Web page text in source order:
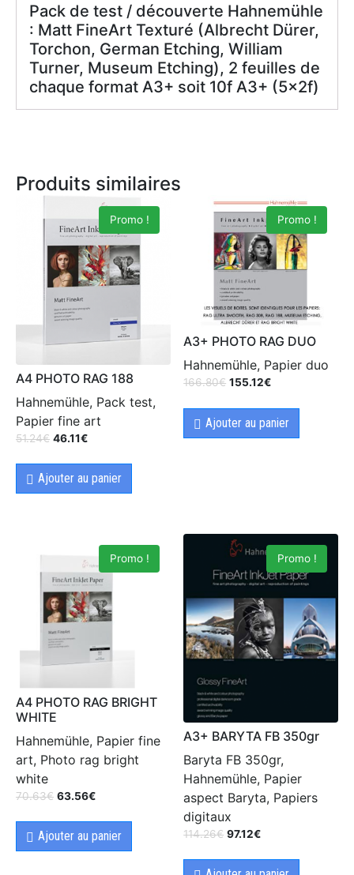
Pack de test / découverte Hahnemühle
: Matt FineArt Texturé (Albrecht Dürer,
Torchon, German Etching, William
Turner, Museum Etching), 2 feuilles de
chaque format A3+ soit 10f A3+ (5x2f)
Produits similaires
Promo !
A4 PHOTO RAG 188
Hahnemühle, Pack test,
Papier fine art
51.24€ 46.11€
Ajouter au panier
Promo !
A3+ PHOTO RAG DUO
Hahnemühle, Papier duo
166.80€ 155.12€
Ajouter au panier
Promo !
A4 PHOTO RAG BRIGHT
WHITE
Hahnemühle, Papier fine
art, Photo rag bright
white
70.63€ 63.56€
Ajouter au panier
Promo !
A3+ BARYTA FB 350gr
Baryta FB 350gr,
Hahnemühle, Papier
aspect Baryta, Papiers
digitaux
114.26€ 97.12€